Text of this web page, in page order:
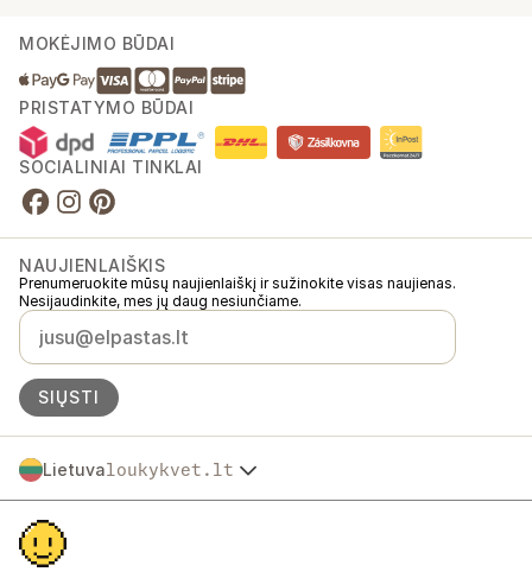
MOKĖJIMO BŪDAI
PRISTATYMO BŪDAI
SOCIALINIAI TINKLAI
NAUJIENLAIŠKIS
Prenumeruokite mūsų naujienlaiškį ir sužinokite visas naujienas.
Nesijaudinkite, mes jų daug nesiunčiame.
SIŲSTI
Lietuvaloukykvet.lt
Česko
Slovensko
Polska
Österreich
Loukykvět s.r.o. yra registruota Prahos miesto teismo komerciniame
registre, C skyrius, byla 268616.